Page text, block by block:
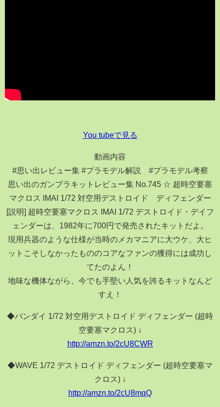
You tubeで見る
動画内容
#思い出レビュー集 #プラモデル解説 #プラモデル考察
思い出のガンプラキットレビュー集 No.745 ☆ 超時空要塞
マクロス IMAI 1/72 対空用デストロイド ディフェンダー
[説明] 超時空要塞マクロス IMAI 1/72 デストロイド・デイフ
ェンダーは、1982年に700円で発売されたキットだよ。
現用兵器のような仕様が当時のメカマニアに大ウケ、大ヒ
ットこそしなかったもののコアなファンの獲得には成功し
てたのよん！
地味な機体ながら、今でも手堅い人気を誇るキットなんど
すえ！
◆バンダイ 1/72 対空用デストロイド ディフェンダー (超時
空要塞マクロス) ↓
http://amzn.to/2cU8CWR
◆WAVE 1/72 デストロイド ディフェンダー (超時空要塞マ
クロス) ↓
http://amzn.to/2cU8mqQ